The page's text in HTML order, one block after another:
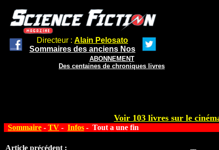
Directeur : Alain Pelosato
Sommaires des anciens Nos
ABONNEMENT
Des centaines de chroniques livres
Voir 103 livres sur le
Sommaire - TV - Infos - Tout a une fin
Article précédent :